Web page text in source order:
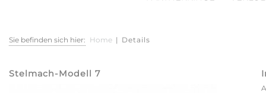
Sie befinden sich hier: Home | Details
Stelmach-Modell 7